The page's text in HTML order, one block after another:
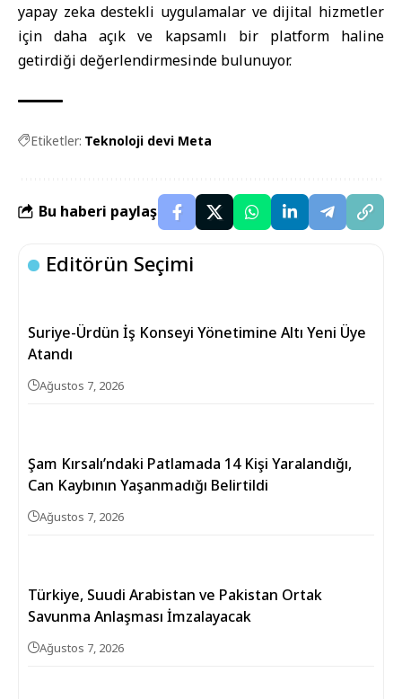
yapay zeka destekli uygulamalar ve dijital hizmetler
için daha açık ve kapsamlı bir platform haline
getirdiği değerlendirmesinde bulunuyor.
Etiketler: Teknoloji devi Meta
Bu haberi paylaş
Editörün Seçimi
Suriye-Ürdün İş Konseyi Yönetimine Altı Yeni Üye
Atandı
Ağustos 7, 2026
Şam Kırsalı’ndaki Patlamada 14 Kişi Yaralandığı,
Can Kaybının Yaşanmadığı Belirtildi
Ağustos 7, 2026
Türkiye, Suudi Arabistan ve Pakistan Ortak
Savunma Anlaşması İmzalayacak
Ağustos 7, 2026